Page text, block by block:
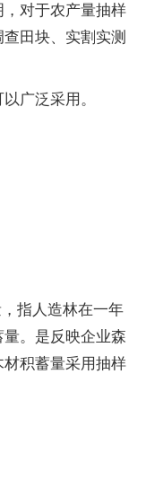
对于农产量抽样
田块、实割实测
广泛采用。
指人造林在一年
。是反映企业森
积蓄量采用抽样